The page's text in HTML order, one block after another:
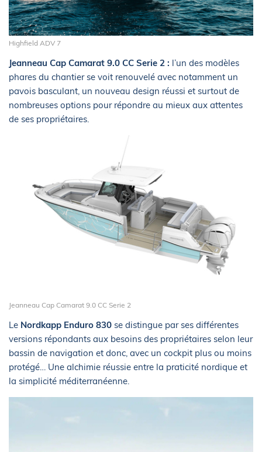
Highfield ADV 7
Jeanneau Cap Camarat 9.0 CC Serie 2 : l’un des modèles
phares du chantier se voit renouvelé avec notamment un
pavois basculant, un nouveau design réussi et surtout de
nombreuses options pour répondre au mieux aux attentes
de ses propriétaires.
Jeanneau Cap Camarat 9.0 CC Serie 2
Le Nordkapp Enduro 830 se distingue par ses différentes
versions répondants aux besoins des propriétaires selon leur
bassin de navigation et donc, avec un cockpit plus ou moins
protégé… Une alchimie réussie entre la praticité nordique et
la simplicité méditerranéenne.